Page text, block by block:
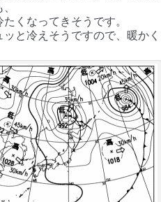
くなってきそうです。
ッと冷えそうですので、暖か